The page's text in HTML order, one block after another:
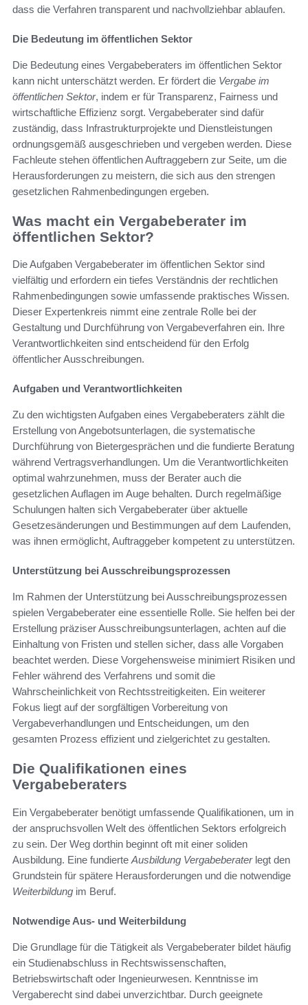
dass die Verfahren transparent und nachvollziehbar ablaufen.
Die Bedeutung im öffentlichen Sektor
Die Bedeutung eines Vergabeberaters im öffentlichen Sektor
kann nicht unterschätzt werden. Er fördert die Vergabe im
öffentlichen Sektor, indem er für Transparenz, Fairness und
wirtschaftliche Effizienz sorgt. Vergabeberater sind dafür
zuständig, dass Infrastrukturprojekte und Dienstleistungen
ordnungsgemäß ausgeschrieben und vergeben werden. Diese
Fachleute stehen öffentlichen Auftraggebern zur Seite, um die
Herausforderungen zu meistern, die sich aus den strengen
gesetzlichen Rahmenbedingungen ergeben.
Was macht ein Vergabeberater im
öffentlichen Sektor?
Die Aufgaben Vergabeberater im öffentlichen Sektor sind
vielfältig und erfordern ein tiefes Verständnis der rechtlichen
Rahmenbedingungen sowie umfassende praktisches Wissen.
Dieser Expertenkreis nimmt eine zentrale Rolle bei der
Gestaltung und Durchführung von Vergabeverfahren ein. Ihre
Verantwortlichkeiten sind entscheidend für den Erfolg
öffentlicher Ausschreibungen.
Aufgaben und Verantwortlichkeiten
Zu den wichtigsten Aufgaben eines Vergabeberaters zählt die
Erstellung von Angebotsunterlagen, die systematische
Durchführung von Bietergesprächen und die fundierte Beratung
während Vertragsverhandlungen. Um die Verantwortlichkeiten
optimal wahrzunehmen, muss der Berater auch die
gesetzlichen Auflagen im Auge behalten. Durch regelmäßige
Schulungen halten sich Vergabeberater über aktuelle
Gesetzesänderungen und Bestimmungen auf dem Laufenden,
was ihnen ermöglicht, Auftraggeber kompetent zu unterstützen.
Unterstützung bei Ausschreibungsprozessen
Im Rahmen der Unterstützung bei Ausschreibungsprozessen
spielen Vergabeberater eine essentielle Rolle. Sie helfen bei der
Erstellung präziser Ausschreibungsunterlagen, achten auf die
Einhaltung von Fristen und stellen sicher, dass alle Vorgaben
beachtet werden. Diese Vorgehensweise minimiert Risiken und
Fehler während des Verfahrens und somit die
Wahrscheinlichkeit von Rechtsstreitigkeiten. Ein weiterer
Fokus liegt auf der sorgfältigen Vorbereitung von
Vergabeverhandlungen und Entscheidungen, um den
gesamten Prozess effizient und zielgerichtet zu gestalten.
Die Qualifikationen eines
Vergabeberaters
Ein Vergabeberater benötigt umfassende Qualifikationen, um in
der anspruchsvollen Welt des öffentlichen Sektors erfolgreich
zu sein. Der Weg dorthin beginnt oft mit einer soliden
Ausbildung. Eine fundierte Ausbildung Vergabeberaterlegt den
Grundstein für spätere Herausforderungen und die notwendige
Weiterbildung im Beruf.
Notwendige Aus- und Weiterbildung
Die Grundlage für die Tätigkeit als Vergabeberater bildet häufig
ein Studienabschluss in Rechtswissenschaften,
Betriebswirtschaft oder Ingenieurwesen. Kenntnisse im
Vergaberecht sind dabei unverzichtbar. Durch geeignete